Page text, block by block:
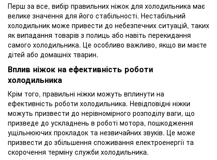
Перш за все, вибір правильних ніжок для холодильника має
велике значення для його стабільності. Нестабільний
холодильник може привести до небезпечних ситуацій, таких
як випадання товарів з полиць або навіть перекидання
самого холодильника. Це особливо важливо, якщо ви маєте
дітей або домашніх тварин.
Вплив ніжок на ефективність роботи
холодильника
Крім того, правильні ніжки можуть вплинути на
ефективність роботи холодильника. Невідповідні ніжки
можуть призвести до нерівномірного розподілу ваги, що
призведе до ускладнень в роботі мотора, пошкодження
ущільнюючих прокладок та незвичайних звуків. Це може
призвести до збільшення споживання електроенергії та
скорочення терміну служби холодильника.